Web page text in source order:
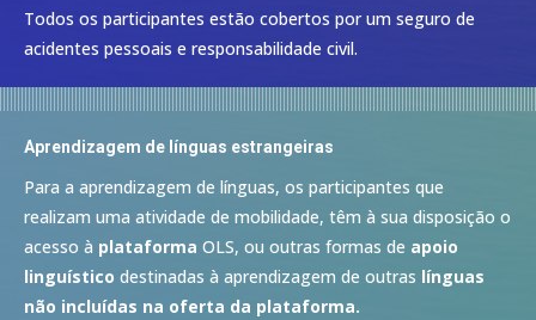
Todos os participantes estão cobertos por um seguro de
acidentes pessoais e responsabilidade civil.
Aprendizagem de línguas estrangeiras
Para a aprendizagem de línguas, os participantes que
realizam uma atividade de mobilidade, têm à sua disposição o
acesso à plataforma OLS, ou outras formas de apoio
linguístico destinadas à aprendizagem de outras línguas
não incluídas na oferta da plataforma.